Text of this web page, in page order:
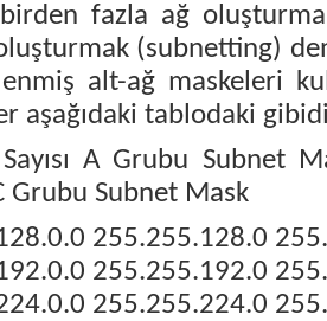
fazla ağ
(subnetting)
alt-ağ maskeleri
aşağıdaki tablodaki
A Grubu Subnet
Grubu Subnet Mask
255.255.128.0
255.255.192.0
255.255.224.0